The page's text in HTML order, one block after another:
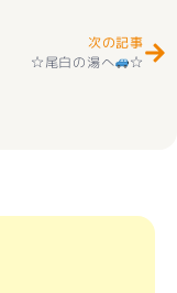
次の記事
☆尾白の湯へ
☆